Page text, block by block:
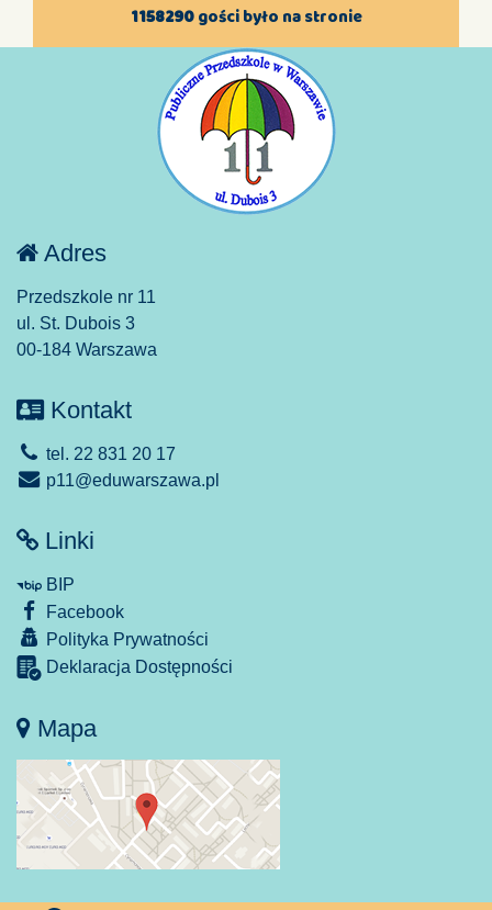
1158290gości było na stronie
Adres
Przedszkole nr 11
ul. St. Dubois 3
00-184 Warszawa
Kontakt
tel. 22 831 20 17
p11@eduwarszawa.pl
Linki
BIP
Facebook
Polityka Prywatności
Deklaracja Dostępności
Mapa